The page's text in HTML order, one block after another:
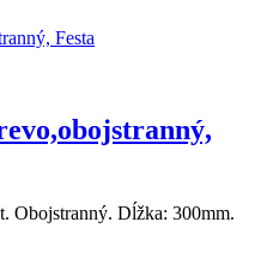
Obojstranný. Dĺžka: 300mm.